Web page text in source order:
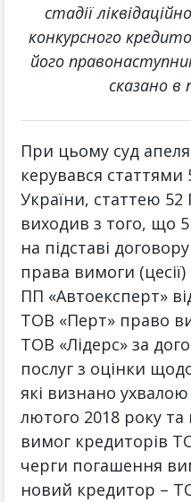
стадії
конкурсного
його
сказано в
При цьому суд
керувався статтями
України, статтею 52
виходив з того, що
на підставі
права вимоги
ПП «Автоексперт»
ТОВ «Перт» право
ТОВ «Лідерс» за
послуг з оцінки
які визнано ухвалою
лютого 2018 року
вимог кредиторів
черги погашення
новий кредитор –